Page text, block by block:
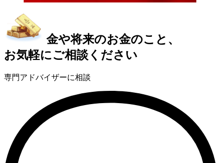
金や将来のお金のこと、
お気軽にご相談ください
専門アドバイザーに相談